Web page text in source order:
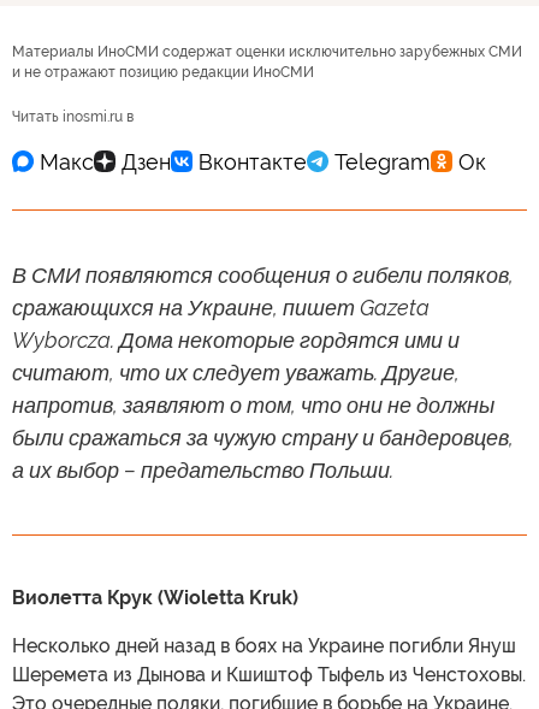
Материалы ИноСМИ содержат оценки исключительно зарубежных СМИ
и не отражают позицию редакции ИноСМИ
Читать inosmi.ru в
В СМИ появляются сообщения о гибели поляков,
сражающихся на Украине, пишет Gazeta
Wyborcza. Дома некоторые гордятся ими и
считают, что их следует уважать. Другие,
напротив, заявляют о том, что они не должны
были сражаться за чужую страну и бандеровцев,
а их выбор – предательство Польши.
Виолетта Крук (Wioletta Kruk)
Несколько дней назад в боях на Украине погибли Януш
Шеремета из Дынова и Кшиштоф Тыфель из Ченстоховы.
Это очередные поляки, погибшие в борьбе на Украине.